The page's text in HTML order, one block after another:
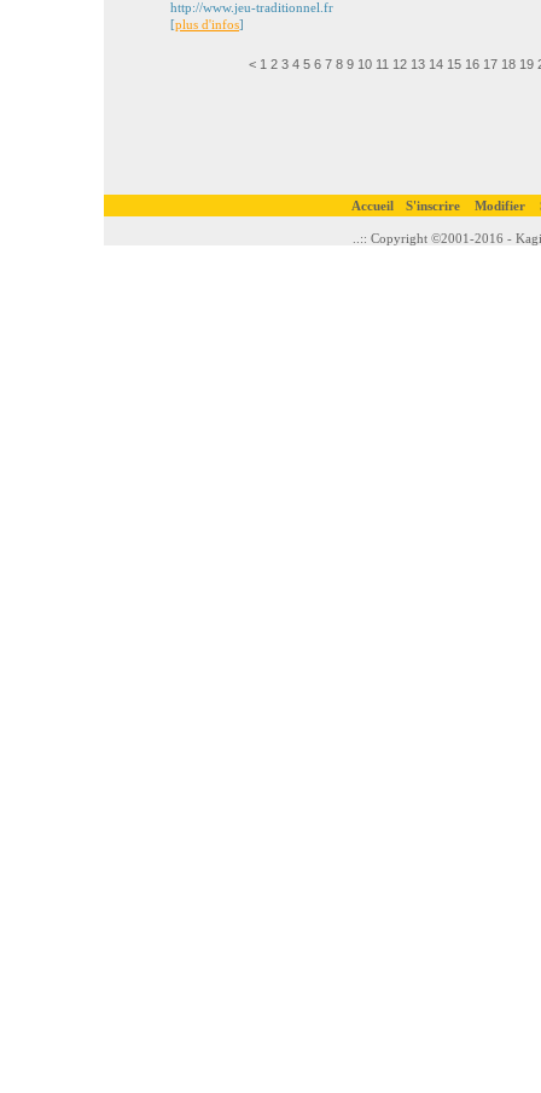
http://www.jeu-traditionnel.fr
[plus d'infos]
< 1 2 3 4 5 6 7 8 9 10 11 12 13 14 15 16 17 18 19
Accueil S'inscrire Modifier
..:: Copyright ©2001-2016 -